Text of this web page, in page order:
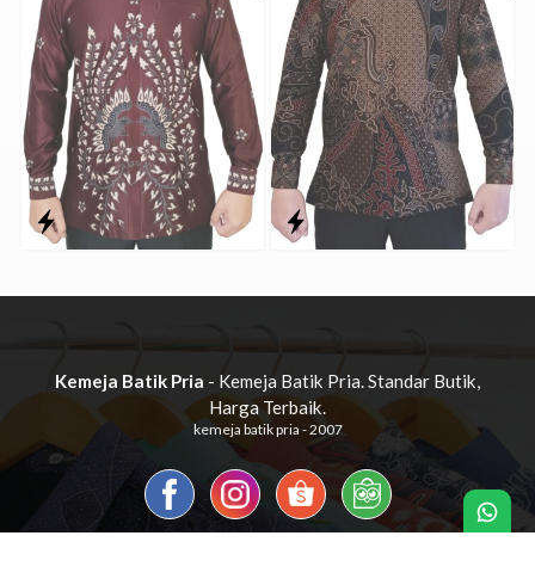
Kemeja Batik Pria - Kemeja Batik Pria. Standar Butik,
Harga Terbaik.
kemeja batik pria - 2007